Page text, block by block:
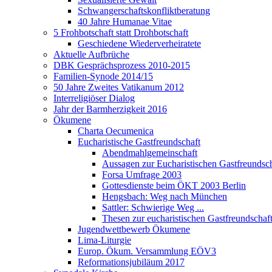
Schwangerschaftskonfliktberatung
40 Jahre Humanae Vitae
5 Frohbotschaft statt Drohbotschaft
Geschiedene Wiederverheiratete
Aktuelle Aufbrüche
DBK Gesprächsprozess 2010-2015
Familien-Synode 2014/15
50 Jahre Zweites Vatikanum 2012
Interreligiöser Dialog
Jahr der Barmherzigkeit 2016
Ökumene
Charta Oecumenica
Eucharistische Gastfreundschaft
Abendmahlgemeinschaft
Aussagen zur Eucharistischen
Forsa Umfrage 2003
Gottesdienste beim ÖKT 2003 Berlin
Hengsbach: Weg nach München
Sattler: Schwierige Weg ...
Thesen zur eucharistischen Gastfreundschaft
Jugendwettbewerb Ökumene
Lima-Liturgie
Europ. Ökum. Versammlung EÖV3
Reformationsjubiläum 2017